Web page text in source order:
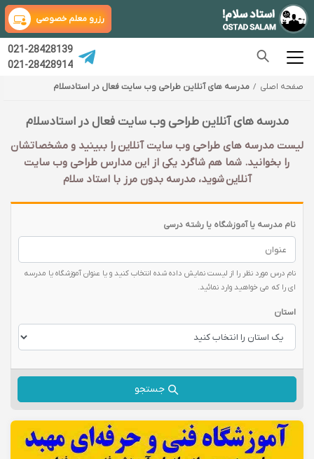
رزرو معلم خصوصی
021-28428139
021-28428914
صفحه اصلی مدرسه های آنلاین طراحی وب سایت فعال در استادسلام
مدرسه های آنلاین طراحی وب سایت فعال در استادسلام
لیست مدرسه های طراحی وب سایت آنلاین را ببینید و مشخصاتشان
را بخوانید. شما هم شاگرد یکی از این مدارس طراحی وب سایت
آنلاین شوید، مدرسه بدون مرز با استاد سلام
نام مدرسه یا آموزشگاه یا رشته درسی
نام درس مورد نظر را از لیست نمایش داده شده انتخاب کنید و یا عنوان آموزشگاه یا مدرسه
ای را که می خواهید وارد نمائید.
استان
جستجو